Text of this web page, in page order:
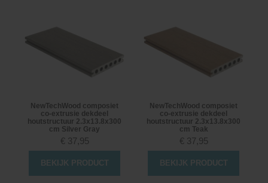
NewTechWood composiet
co-extrusie dekdeel
houtstructuur 2.3x13.8x300
cm Silver Gray
€ 37,95
BEKIJK PRODUCT
NewTechWood composiet
co-extrusie dekdeel
houtstructuur 2.3x13.8x300
cm Teak
€ 37,95
BEKIJK PRODUCT